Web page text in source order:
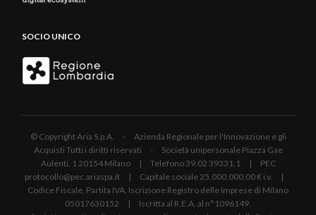
SOCIO UNICO
© Copyright Aria S.p.A. - Azienda Regionale per l'Innovazione e gli
Acquisti Tutti i diritti riservati - Società unipersonale Piazza Gae
Aulenti, 1 20154 Milano | Telefono 39.02 39331.1 | PEC
protocollo@pec.ariaspa.it | Capitale sociale 25.000.000,00 € i.v. |
Codice Fiscale, Partita IVA, Iscrizione Registro delle Imprese di Milano
05017630152 | Iscritta al R.E.A. al n°1096149.